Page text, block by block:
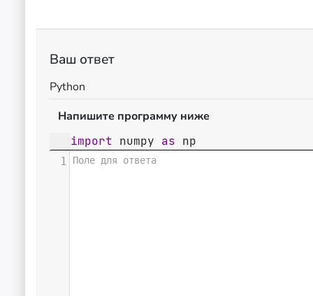
Ваш ответ
Python
Напишите программу ниже
import numpy as np
Поле для ответа
1